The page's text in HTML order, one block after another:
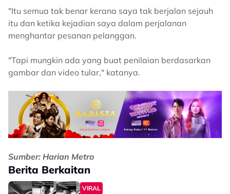
"Itu semua tak benar kerana saya tak berjalan sejauh
itu dan ketika kejadian saya dalam perjalanan
menghantar pesanan pelanggan.
"Tapi mungkin ada yang buat penilaian berdasarkan
gambar dan video tular," katanya.
Sumber: Harian Metro
Berita Berkaitan
VIRAL